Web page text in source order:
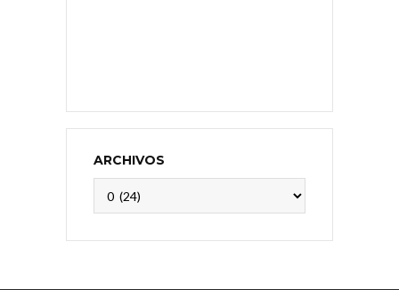
ARCHIVOS